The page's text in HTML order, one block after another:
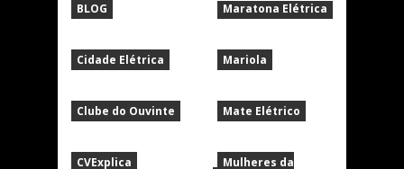
BLOG
Cidade Elétrica
Clube do Ouvinte
CVExplica
Maratona Elétrica
Mariola
Mate Elétrico
Mulheres da